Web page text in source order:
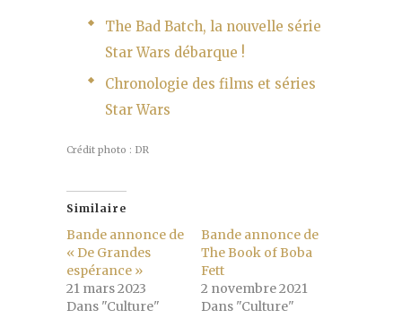
The Bad Batch, la nouvelle série
Star Wars débarque !
Chronologie des films et séries
Star Wars
Crédit photo : DR
Similaire
Bande annonce de
« De Grandes
espérance »
21 mars 2023
Dans "Culture"
Bande annonce de
The Book of Boba
Fett
2 novembre 2021
Dans "Culture"